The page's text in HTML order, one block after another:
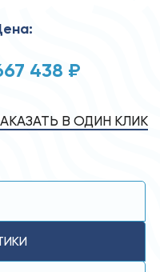
438 ₽
В ОДИН КЛИК